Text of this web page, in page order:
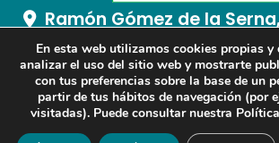
Ramón Gómez de la
Madrid
913 732 328
Copyright ©2026 CCE Fuentelarreyna.
En esta web utilizamos cookies propias y
analizar el uso del sitio web y mostrarte
con tus preferencias sobre la base de un
partir de tus hábitos de navegación (por
visitadas). Puede consultar nuestra